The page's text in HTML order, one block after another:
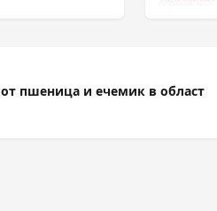
пшеница и ечемик в област